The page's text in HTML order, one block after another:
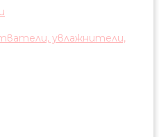
увлажнители,